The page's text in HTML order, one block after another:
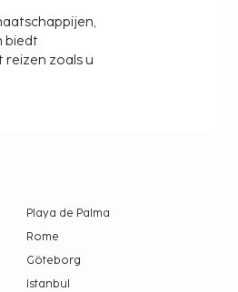
biedt
reizen zoals u
Playa de Palma
Rome
Göteborg
Istanbul